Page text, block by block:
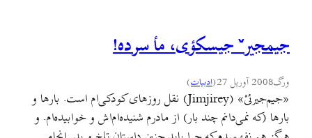
جيمجيرˇ جيسکؤی، مأ سرده!
ورگ2008 آوریل 27 (ادبيات)
«جيم‌جيرئیْ» (Jimjirey) نقل روزهای کودکی‌ام است. بارها و
بارها (که نمی‌دانم چند بار) از مادرم شنيده‌ام‌اش و خوابيده‌ام. و